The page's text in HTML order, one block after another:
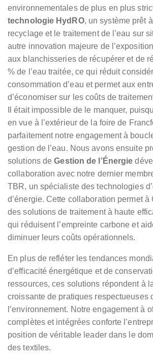
environnementales de plus en plus
technologie HydRO, un système prêt
recyclage et le traitement de l’eau sur
autre innovation majeure de
aux blanchisseries de récupérer et de
% de l’eau traitée, ce qui réduit
consommation d’eau et permet aux
d’économiser sur les coûts de
Il était impossible de le manquer,
en vue à l’extérieur de la foire de
parfaitement notre engagement à
gestion de l’eau. Nous avons ensuite
solutions deGestion de l’Énergie
collaboration avec notre dernier
TBR, un spécialiste des technologies
d’énergie. Cette collaboration permet à
des solutions de traitement à haute
qui réduisent l’empreinte carbone et
diminuer leurs coûts opérationnels.
En plus de refléter les tendances
d’efficacité énergétique et de
ressources, ces solutions répondent à
croissante de pratiques respectueuses
l’environnement. Notre engagement à
complètes et intégrées conforte
position de véritable leader dans le
des textiles.